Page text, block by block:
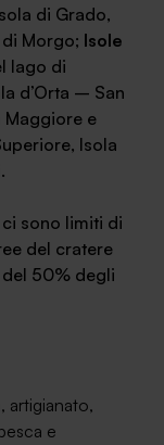
di Grado,
Morgo; Isole
lago di
d’Orta – San
Maggiore e
Isola
ci sono limiti di
del cratere
50% degli
artigianato,
e